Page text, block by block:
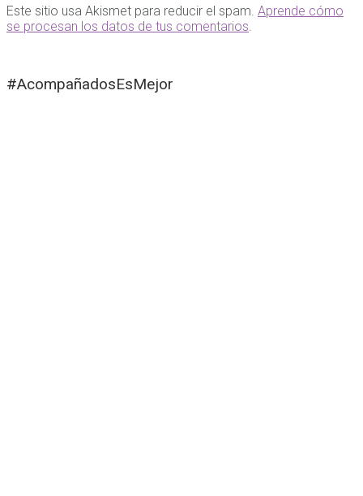
Este sitio usa Akismet para reducir el spam. Aprende cómo
se procesan los datos de tus comentarios
#AcompañadosEsMejor